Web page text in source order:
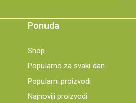
Ponuda
Shop
Popularno za svaki dan
Popularni proizvodi
Najnoviji proizvodi